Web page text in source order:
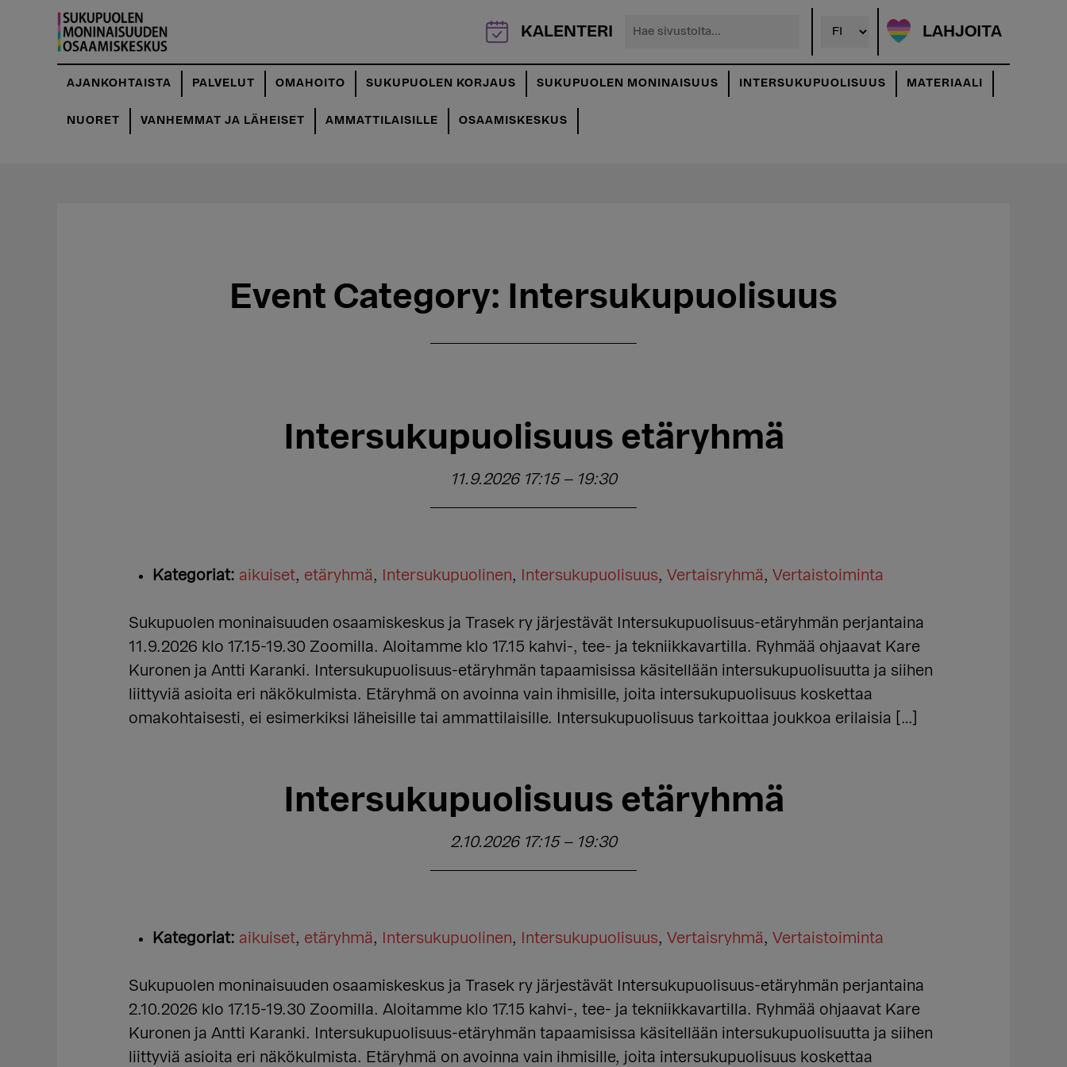
pääsisältöön
LAHJOITA
Hae
KALENTERI
AJANKOHTAISTA PALVELUT OMAHOITO SUKUPUOLEN KORJAUS SUKUPUOLEN MONINAISUUS INTERSUKUPUOLISUUS MATERIAALI
NUORET VANHEMMAT JA LÄHEISET AMMATTILAISILLE OSAAMISKESKUS
Event Category: Intersukupuolisuus
Intersukupuolisuus etäryhmä
11.9.2026 17:15– 19:30
Kategoriat: aikuiset, etäryhmä, Intersukupuolinen, Intersukupuolisuus, Vertaisryhmä, Vertaistoiminta
Sukupuolen moninaisuuden osaamiskeskus ja Trasek ry järjestävät Intersukupuolisuus-etäryhmän perjantaina
11.9.2026 klo 17.15-19.30 Zoomilla. Aloitamme klo 17.15 kahvi-, tee- ja tekniikkavartilla. Ryhmää ohjaavat Kare
Kuronen ja Antti Karanki. Intersukupuolisuus-etäryhmän tapaamisissa käsitellään intersukupuolisuutta ja siihen
liittyviä asioita eri näkökulmista. Etäryhmä on avoinna vain ihmisille, joita intersukupuolisuus koskettaa
omakohtaisesti, ei esimerkiksi läheisille tai ammattilaisille. Intersukupuolisuus tarkoittaa joukkoa erilaisia […]
Intersukupuolisuus etäryhmä
2.10.2026 17:15– 19:30
Kategoriat: aikuiset, etäryhmä, Intersukupuolinen, Intersukupuolisuus, Vertaisryhmä, Vertaistoiminta
Sukupuolen moninaisuuden osaamiskeskus ja Trasek ry järjestävät Intersukupuolisuus-etäryhmän perjantaina
2.10.2026 klo 17.15-19.30 Zoomilla. Aloitamme klo 17.15 kahvi-, tee- ja tekniikkavartilla. Ryhmää ohjaavat Kare
Kuronen ja Antti Karanki. Intersukupuolisuus-etäryhmän tapaamisissa käsitellään intersukupuolisuutta ja siihen
liittyviä asioita eri näkökulmista. Etäryhmä on avoinna vain ihmisille, joita intersukupuolisuus koskettaa